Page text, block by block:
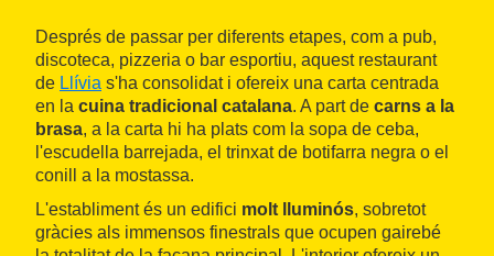
Després de passar per diferents etapes, com a pub,
discoteca, pizzeria o bar esportiu, aquest restaurant
de Llívia s'ha consolidat i ofereix una carta centrada
en la cuina tradicional catalana. A part de carns a la
brasa, a la carta hi ha plats com la sopa de ceba,
l'escudella barrejada, el trinxat de botifarra negra o el
conill a la mostassa.
L'establiment és un edifici molt lluminós, sobretot
gràcies als immensos finestrals que ocupen gairebé